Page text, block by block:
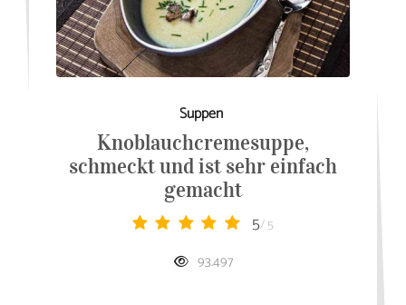
Suppen
Knoblauchcremesuppe,
schmeckt und ist sehr einfach
gemacht
5/ 5
93.497